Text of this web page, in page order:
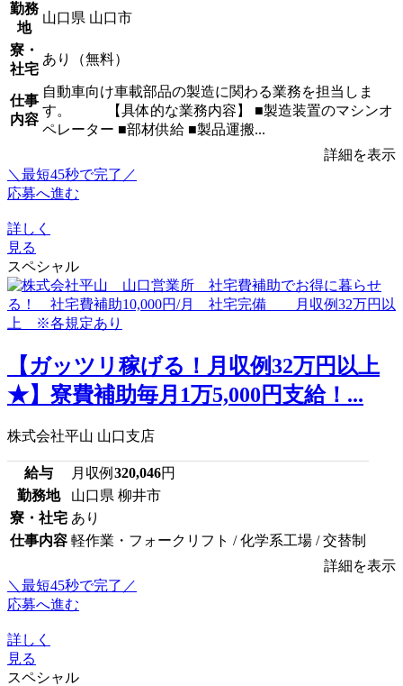
勤務
地
山口県 山口市
寮・
社宅
あり（無料）
仕事
内容
自動車向け車載部品の製造に関わる業務を担当しま
す。 【具体的な業務内容】 ■製造装置のマシンオ
ペレーター ■部材供給 ■製品運搬...
詳細を表示
＼最短45秒で完了／
応募へ進む
詳しく
見る
スペシャル
【ガッツリ稼げる！月収例32万円以上
★】寮費補助毎月1万5,000円支給！...
株式会社平山 山口支店
給与 月収例 320,046円
勤務地
山口県 柳井市
寮・社宅 あり
仕事内容 軽作業・フォークリフト / 化学系工場 / 交替制
詳細を表示
＼最短45秒で完了／
応募へ進む
詳しく
見る
スペシャル